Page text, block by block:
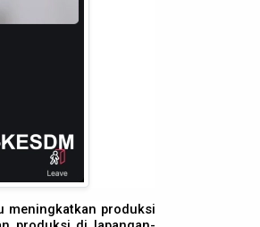
meningkatkan produksi